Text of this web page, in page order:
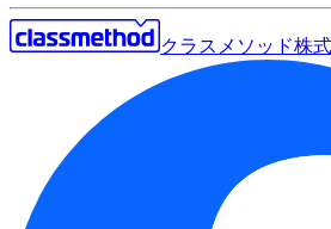
クラスメソッド株